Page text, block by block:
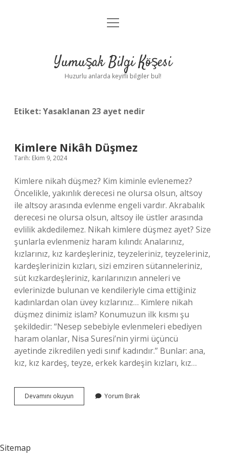
Anasayfa
Yasal Uyarı
menüyü
Yumuşak Bilgi Köşesi
Huzurlu anlarda keyifli bilgiler bul!
Etiket:Yasaklanan 23 ayet nedir
Kimlere Nikâh Düşmez
Tarih: Ekim 9, 2024
Kimlere nikah düşmez? Kim kiminle evlenemez?
Öncelikle, yakınlık derecesi ne olursa olsun, altsoy
ile altsoy arasında evlenme engeli vardır. Akrabalık
derecesi ne olursa olsun, altsoy ile üstler arasında
evlilik akdedilemez. Nikah kimlere düşmez ayet? Size
şunlarla evlenmeniz haram kılındı: Analarınız,
kızlarınız, kız kardeşleriniz, teyzeleriniz, teyzeleriniz,
kardeşlerinizin kızları, sizi emziren sütanneleriniz,
süt kızkardeşleriniz, karılarınızın anneleri ve
evlerinizde bulunan ve kendileriyle cima ettiğiniz
kadınlardan olan üvey kızlarınız… Kimlere nikah
düşmez dinimiz islam? Konumuzun ilk kısmı şu
şekildedir: “Nesep sebebiyle evlenmeleri ebediyen
haram olanlar, Nisa Suresi’nin yirmi üçüncü
ayetinde zikredilen yedi sınıf kadındır.” Bunlar: ana,
kız, kız kardeş, teyze, erkek kardeşin kızları, kız…
Devamını okuyun
Nikâh
Yorum Bırak
Sitemap